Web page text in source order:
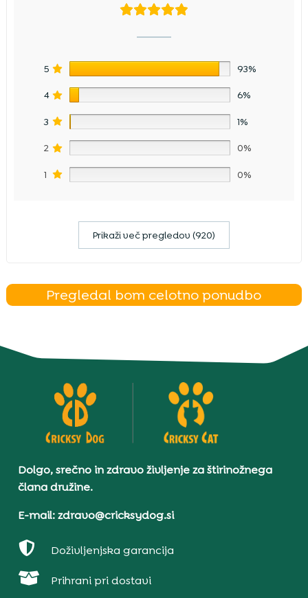
5 93%
4 6%
3 1%
2 0%
1 0%
Prikaži več pregledov (920)
Pregledal bom celotno ponudbo
Dolgo, srečno in zdravo življenje za štirinožnega
člana družine.
E-mail: zdravo@cricksydog.si
 Doživljenjska garancija
 Prihrani pri dostavi